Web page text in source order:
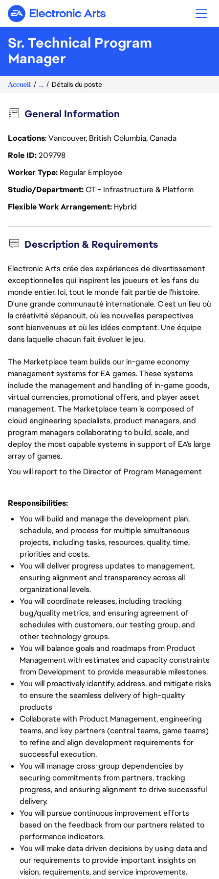
Electronic Arts
Sr. Technical Program
Manager
Accueil ... Détails du poste
General Information
Locations: Vancouver, British Columbia, Canada
Role ID209798
Worker Type Regular Employee
Studio/DepartmentCT - Infrastructure & Platform
Flexible Work Arrangement Hybrid
Description & Requirements
Electronic Arts crée des expériences de divertissement
exceptionnelles qui inspirent les joueurs et les fans du
monde entier. Ici, tout le monde fait partie de l’histoire.
D'une grande communauté internationale. C'est un lieu où
la créativité s’épanouit, où les nouvelles perspectives
sont bienvenues et où les idées comptent. Une équipe
dans laquelle chacun fait évoluer le jeu.
The Marketplace team builds our in-game economy
management systems for EA games. These systems
include the management and handling of in-game goods,
virtual currencies, promotional offers, and player asset
management. The Marketplace team is composed of
cloud engineering specialists, product managers, and
program managers collaborating to build, scale, and
deploy the most capable systems in support of EA’s large
array of games.
You will report to the Director of Program Management
Responsibilities:
You will build and manage the development plan,
schedule, and process for multiple simultaneous
projects, including tasks, resources, quality, time,
priorities and costs.
You will deliver progress updates to management,
ensuring alignment and transparency across all
organizational levels.
You will coordinate releases, including tracking
bug/quality metrics, and ensuring agreement of
schedules with customers, our testing group, and
other technology groups.
You will balance goals and roadmaps from Product
Management with estimates and capacity constraints
from Development to provide measurable milestones.
You will proactively identify, address, and mitigate risks
to ensure the seamless delivery of high-quality
products
Collaborate with Product Management, engineering
teams, and key partners (central teams, game teams)
to refine and align development requirements for
successful execution.
You will manage cross-group dependencies by
securing commitments from partners, tracking
progress, and ensuring alignment to drive successful
delivery.
You will pursue continuous improvement efforts
based on the feedback from our partners related to
performance indicators.
You will make data driven decisions by using data and
our requirements to provide important insights on
vision, requirements, and service improvements.